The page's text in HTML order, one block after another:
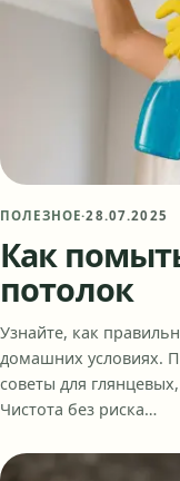
ПОЛЕЗНОЕ·28.07.2025
Как
потолок
Узнайте, как
домашних условиях.
советы для
Чистота без риска…